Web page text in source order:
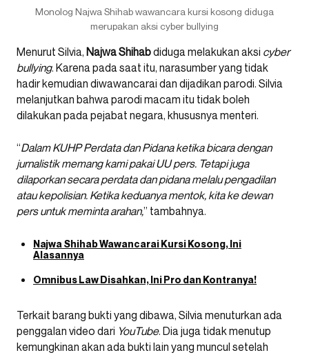
Monolog Najwa Shihab wawancara kursi kosong diduga
merupakan aksi cyber bullying
Menurut Silvia, NajwaShihabdiduga melakukan aksi cyber
bullying. Karena pada saat itu, narasumber yang tidak
hadir kemudian diwawancarai dan dijadikan parodi. Silvia
melanjutkan bahwa parodi macam itu tidak boleh
dilakukan pada pejabat negara, khususnya menteri.
“Dalam KUHP Perdata dan Pidana ketika bicara dengan
jurnalistik memang kami pakai UU pers. Tetapi juga
dilaporkan secara perdata dan pidana melalu pengadilan
atau kepolisian. Ketika keduanya mentok, kita ke dewan
pers untuk meminta arahan,” tambahnya.
Najwa Shihab Wawancarai Kursi Kosong, Ini
Alasannya
Omnibus Law Disahkan, Ini Pro dan Kontranya!
Terkait barang bukti yang dibawa, Silvia menuturkan ada
penggalan video dari YouTube. Dia juga tidak menutup
kemungkinan akan ada bukti lain yang muncul setelah